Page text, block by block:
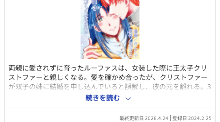
両親に愛されずに育ったルーファスは、女装した際に王太子クリ
ストファーと親しくなる。愛を確かめ合ったが、クリストファー
が双子の妹に結婚を申し込んでいると誤解し、彼の元を離れる。3
年後、神学校から呼び戻されたルーファスだが…。 東院さち様の
BL小説「俺の名前を呼んでください」の漫画版です。（目次下部
に小説リンクあり） 【更新情報】金曜日に更新していきます。
続きを読む
最終更新日 2026.4.24 登録日 2024.2.25